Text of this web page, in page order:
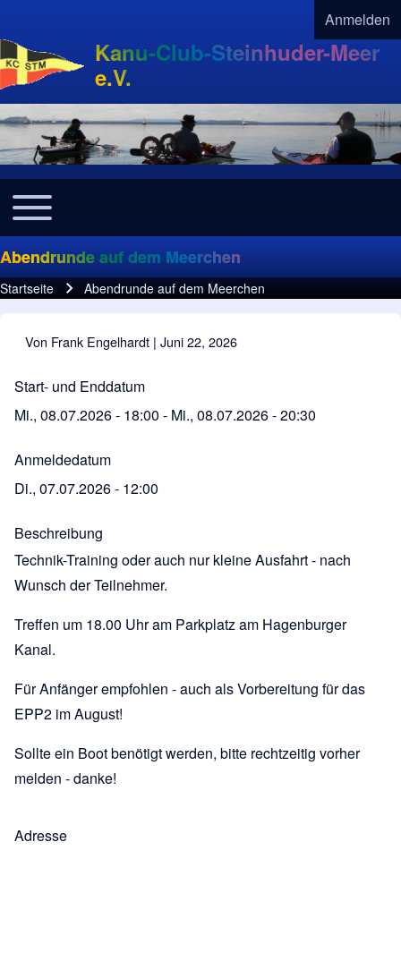
User
Anmelden
Kanu-Club-Steinhuder-Meer
e.V.
Navigation
Toggle main menu
Abendrunde auf dem Meerchen
Pfadnavigation
Startseite Abendrunde auf dem Meerchen
Von Frank Engelhardt | Juni 22, 2026
Start- und Enddatum
Mi., 08.07.2026 - 18:00 - Mi., 08.07.2026 - 20:30
Anmeldedatum
Di., 07.07.2026 - 12:00
Beschreibung
Technik-Training oder auch nur kleine Ausfahrt - nach
Wunsch der Teilnehmer.
Treffen um 18.00 Uhr am Parkplatz am Hagenburger
Kanal.
Für Anfänger empfohlen - auch als Vorbereitung für das
EPP2 im August!
Sollte ein Boot benötigt werden, bitte rechtzeitig vorher
melden - danke!
Adresse